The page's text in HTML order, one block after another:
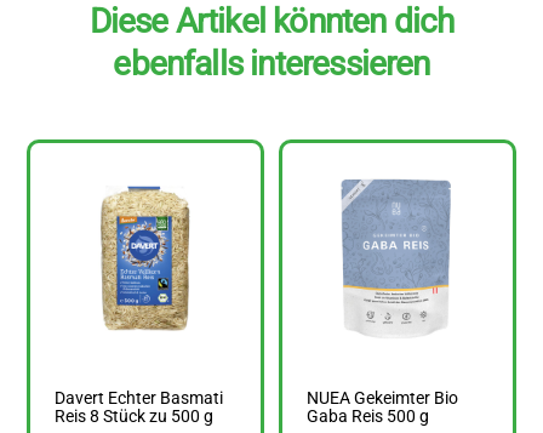
Diese Artikel könnten dich
ebenfalls interessieren
Davert Echter Basmati
Reis 8 Stück zu 500 g
NUEA Gekeimter Bio
Gaba Reis 500 g